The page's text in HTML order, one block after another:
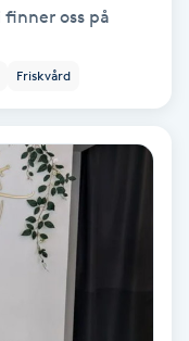
Friskvård